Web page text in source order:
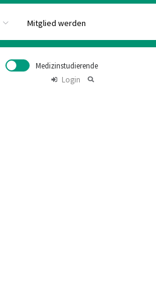
Mitglied werden
Medizinstudierende
Login